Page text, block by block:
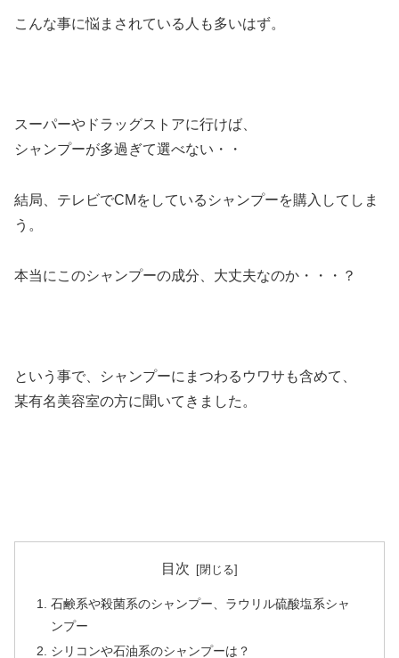
こんな事に悩まされている人も多いはず。
スーパーやドラッグストアに行けば、
シャンプーが多過ぎて選べない・・
結局、テレビでCMをしているシャンプーを購入してしま
う。
本当にこのシャンプーの成分、大丈夫なのか・・・？
という事で、シャンプーにまつわるウワサも含めて、
某有名美容室の方に聞いてきました。
目次
石鹸系や殺菌系のシャンプー、ラウリル硫酸塩系シャ
ンプー
シリコンや石油系のシャンプーは？